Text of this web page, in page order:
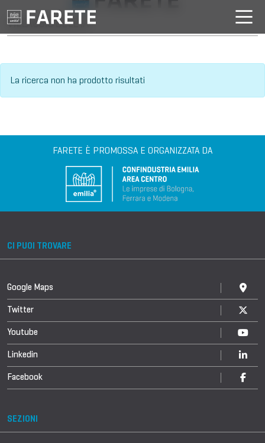
VILLAGGIO DELL'IA
La ricerca non ha prodotto risultati
FARETE È PROMOSSA E ORGANIZZATA DA
CI PUOI TROVARE
Google Maps
Twitter
Youtube
Linkedin
Facebook
SEZIONI